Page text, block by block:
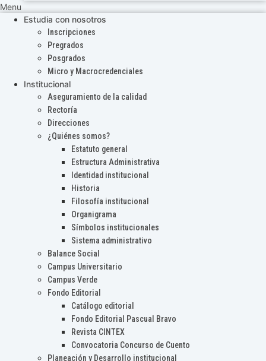
Menu
Estudia con nosotros
Inscripciones
Pregrados
Posgrados
Micro y Macrocredenciales
Institucional
Aseguramiento de la calidad
Rectoría
Direcciones
¿Quiénes somos?
Estatuto general
Estructura Administrativa
Identidad institucional
Historia
Filosofía institucional
Organigrama
Símbolos institucionales
Sistema administrativo
Balance Social
Campus Universitario
Campus Verde
Fondo Editorial
Catálogo editorial
Fondo Editorial Pascual Bravo
Revista CINTEX
Convocatoria Concurso de Cuento
Planeación y Desarrollo institucional